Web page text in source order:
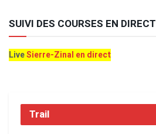
SUIVI DES COURSES EN DIRECT
LiveSierre-Zinal en direct
Trail